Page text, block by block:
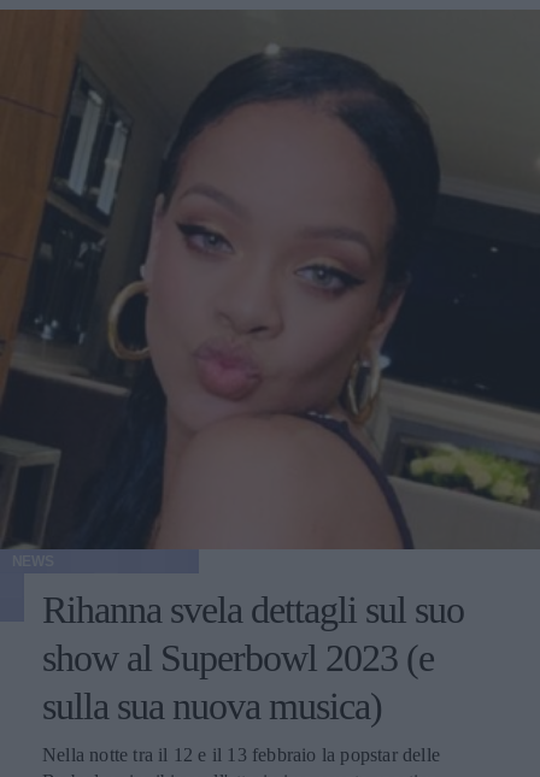
Rihanna svela dettagli sul suo
show al Superbowl 2023 (e
sulla sua nuova musica)
Nella notte tra il 12 e il 13 febbraio la popstar delle